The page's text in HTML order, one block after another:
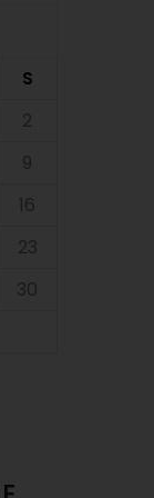
S
2
9
16
23
30